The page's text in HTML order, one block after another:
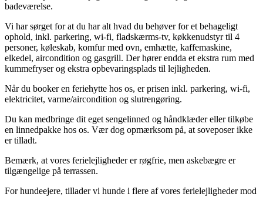
badeværelse.
Vi har sørget for at du har alt hvad du behøver for et behageligt
ophold, inkl. parkering, wi-fi, fladskærms-tv, køkkenudstyr til 4
personer, køleskab, komfur med ovn, emhætte, kaffemaskine,
elkedel, aircondition og gasgrill. Der hører endda et ekstra rum med
kummefryser og ekstra opbevaringsplads til lejligheden.
Når du booker en feriehytte hos os, er prisen inkl. parkering, wi-fi,
elektricitet, varme/aircondition og slutrengøring.
Du kan medbringe dit eget sengelinned og håndklæder eller tilkøbe
en linnedpakke hos os. Vær dog opmærksom på, at soveposer ikke
er tilladt.
Bemærk, at vores ferielejligheder er røgfrie, men askebægre er
tilgængelige på terrassen.
For hundeejere, tillader vi hunde i flere af vores ferielejligheder mod